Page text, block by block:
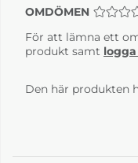
4-6 Veckor
OMDÖMEN
För att lämna ett
produkt samt
Den här produkten